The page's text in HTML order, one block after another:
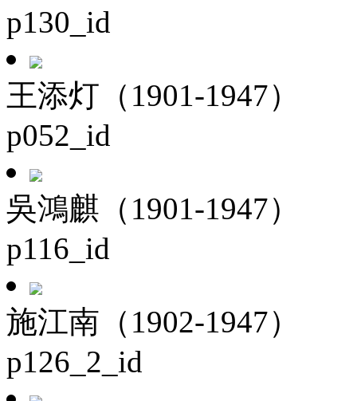
p130_id
王添灯（1901-1947）
p052_id
吳鴻麒（1901-1947）
p116_id
施江南（1902-1947）
p126_2_id